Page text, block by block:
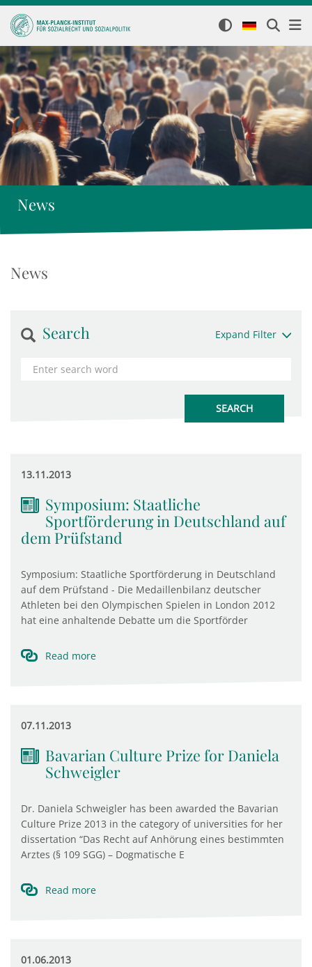
News
News
Search Expand Filter
13.11.2013
Symposium: Staatliche
Sportförderung in Deutschland auf
dem Prüfstand
Symposium: Staatliche Sportförderung in Deutschland
auf dem Prüfstand - Die Medaillenbilanz deutscher
Athleten bei den Olympischen Spielen in London 2012
hat eine anhaltende Debatte um die Sportförder
Read more
07.11.2013
Bavarian Culture Prize for Daniela
Schweigler
Dr. Daniela Schweigler has been awarded the Bavarian
Culture Prize 2013 in the category of universities for her
dissertation “Das Recht auf Anhörung eines bestimmten
Arztes (§ 109 SGG) – Dogmatische E
Read more
01.06.2013